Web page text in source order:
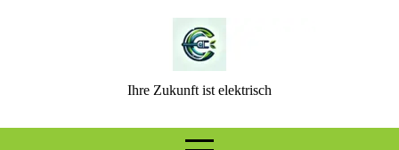
Ihre Zukunft ist elektrisch